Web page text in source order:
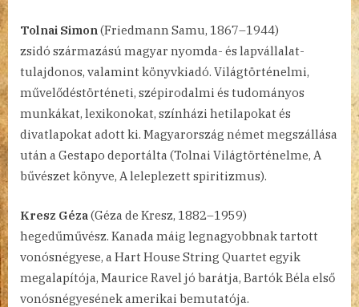
Tolnai Simon(Friedmann Samu, 1867–1944)
zsidó származású magyar nyomda- és lapvállalat-
tulajdonos, valamint könyvkiadó. Világtörténelmi,
művelődéstörténeti, szépirodalmi és tudományos
munkákat, lexikonokat, színházi hetilapokat és
divatlapokat adott ki. Magyarország német megszállása
után a Gestapo deportálta (Tolnai Világtörténelme, A
bűvészet könyve, A leleplezett spiritizmus).
Kresz Géza(Géza de Kresz, 1882–1959)
hegedűművész. Kanada máig legnagyobbnak tartott
vonósnégyese, a Hart House String Quartet egyik
megalapítója, Maurice Ravel jó barátja, Bartók Béla első
vonósnégyesének amerikai bemutatója.